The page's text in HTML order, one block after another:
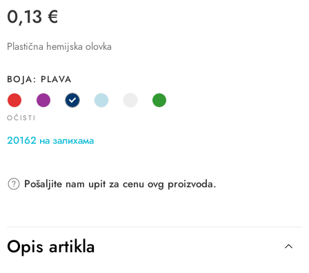
0,13 €
Plastična hemijska olovka
BOJA PLAVA
OČISTI
20162 на залихама
Pošaljite nam upit za cenu ovg proizvoda.
Opis artikla